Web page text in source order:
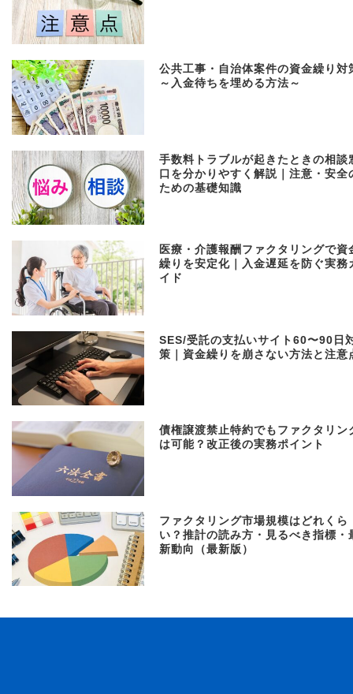
公共工事・自治体案件の資金繰り対
～入金待ちを埋める方法～
手数料トラブルが起きたときの相談
口を分かりやすく解説｜注意・安全
ための基礎知識
医療・介護報酬ファクタリングで資
繰りを安定化｜入金遅延を防ぐ実務
イド
SES/受託の支払いサイト60〜90日
策｜資金繰りを崩さない方法と注意
債権譲渡禁止特約でもファクタリン
は可能？改正後の実務ポイント
ファクタリング市場規模はどれくら
い？推計の読み方・見るべき指標・
新動向（最新版）